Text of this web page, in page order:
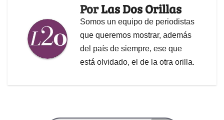
PorLas Dos Orillas
Somos un equipo de periodistas
que queremos mostrar, además
del país de siempre, ese que
está olvidado, el de la otra orilla.